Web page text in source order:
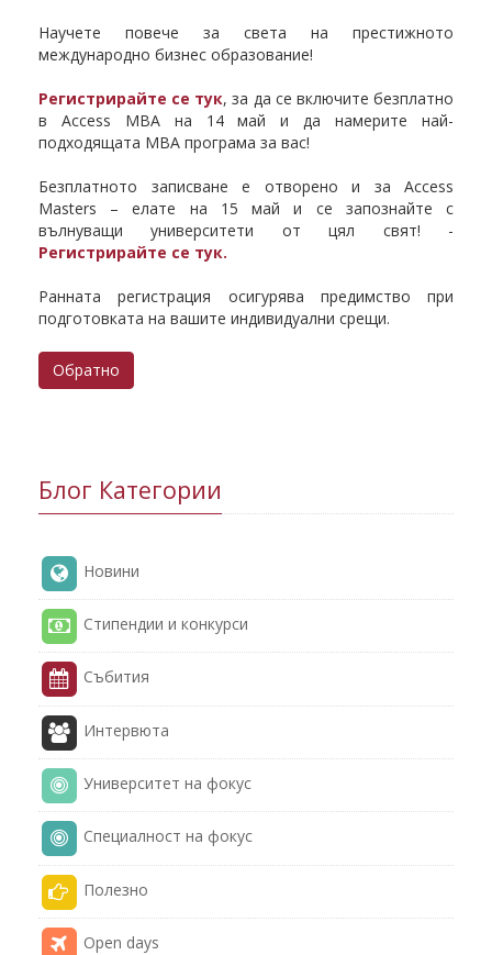
Научете повече за света на престижното
международно бизнес образование!
Регистрирайте се тук, за да се включите безплатно
в Access MBA на 14 май и да намерите най-
подходящата MBA програма за вас!
Безплатното записване е отворено и за Access
Masters – елате на 15 май и се запознайте с
вълнуващи университети от цял свят! -
Регистрирайте се тук.
Ранната регистрация осигурява предимство при
подготовката на вашите индивидуални срещи.
Обратно
Блог Категории
Новини
Стипендии и конкурси
Събития
Интервюта
Университет на фокус
Специалност на фокус
Полезнo
Open days